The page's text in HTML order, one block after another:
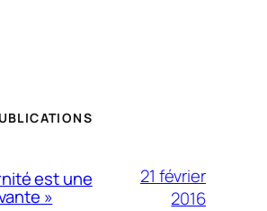
est une
»
21 février
2016